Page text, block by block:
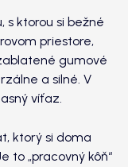
s ktorou si bežné
priestore,
gumové
a silné. V
víťaz.
ktorý si doma
to „pracovný kôň“